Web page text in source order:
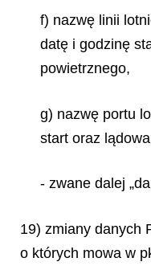
f) nazwę linii
datę i godzinę
powietrznego,
g) nazwę portu
start oraz
- zwane dalej
19) zmiany danych
o których mowa w